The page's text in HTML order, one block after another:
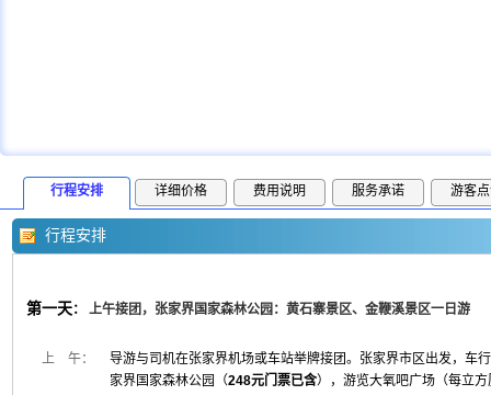
行程安排 详细价格 费用说明 服务承诺 游客
行程安排
第一天： 上午接团，张家界国家森林公园：黄石寨景区、金鞭溪景区一日游
上 午：
导游与司机在张家界机场或车站举牌接团。张家界市区出发，车
家界国家森林公园（248元门票已含），游览大氧吧广场（每立